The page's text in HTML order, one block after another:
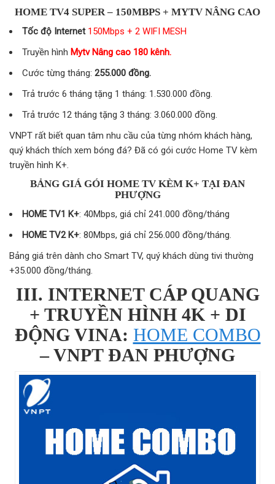
HOME TV4 SUPER – 150MBPS + MYTV NÂNG CAO
Tốc độ Internet 150Mbps + 2 WIFI MESH
Truyền hình Mytv Nâng cao 180 kênh.
Cước từng tháng: 255.000 đồng.
Trả trước 6 tháng tặng 1 tháng: 1.530.000 đồng.
Trả trước 12 tháng tặng 3 tháng: 3.060.000 đồng.
VNPT rất biết quan tâm nhu cầu của từng nhóm khách hàng,
quý khách thích xem bóng đá? Đã có gói cước Home TV kèm
truyền hình K+.
BẢNG GIÁ GÓI HOME TV KÈM K+ TẠI ĐAN
PHƯỢNG
HOME TV1 K+: 40Mbps, giá chỉ 241.000 đồng/tháng
HOME TV2 K+: 80Mbps, giá chỉ 256.000 đồng/tháng.
Bảng giá trên dành cho Smart TV, quý khách dùng tivi thường
+35.000 đồng/tháng.
III. INTERNET CÁP QUANG
+ TRUYỀN HÌNH 4K + DI
ĐỘNG VINA: HOME COMBO
– VNPT ĐAN PHƯỢNG